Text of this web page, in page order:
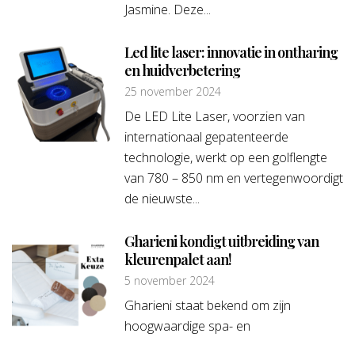
Jasmine. Deze...
Led lite laser: innovatie in ontharing
en huidverbetering
25 november 2024
De LED Lite Laser, voorzien van
internationaal gepatenteerde
technologie, werkt op een golflengte
van 780 – 850 nm en vertegenwoordigt
de nieuwste...
Gharieni kondigt uitbreiding van
kleurenpalet aan!
5 november 2024
Gharieni staat bekend om zijn
hoogwaardige spa- en